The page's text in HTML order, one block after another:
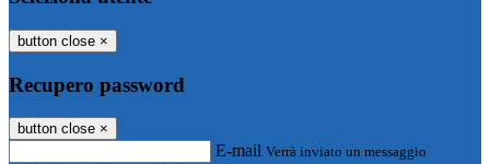
button close ×
Recupero password
button close ×
E-mail Verrà inviato un messaggio